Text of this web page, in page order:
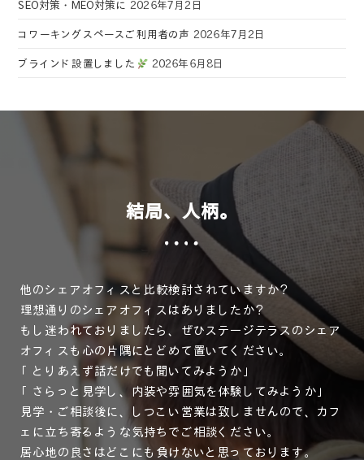
SEO対策・MEO対策に 2026年7月2日
コワーキングスペースご利用者の声 2026年7月2日
ブラインド設置しました 2026年6月8日
結局、人柄。
他のシェアオフィスと比較検討されていますか？
理想通りのシェアオフィスはありましたか？
もし迷われておりましたら、ぜひステージテラスのシェア
オフィスも心の片隅にとどめて置いてください。
「とりあえず話だけでも聞いてみようか」
「さらっと見学し、内装や雰囲気を体験してみようか」
見学・ご相談後に、しつこい営業は致しませんので、カフ
ェに立ち寄るような気持ちでご相談ください。
居心地の良さはどこにも負けないと思っております。